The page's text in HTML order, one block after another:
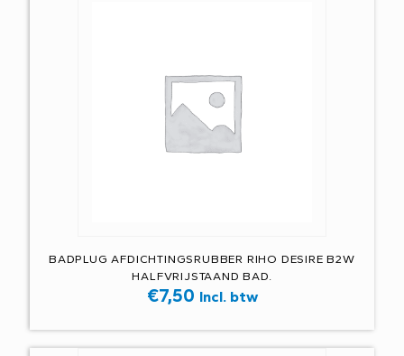
BADPLUG AFDICHTINGSRUBBER RIHO DESIRE B2W
HALFVRIJSTAAND BAD.
€7,50 Incl. btw